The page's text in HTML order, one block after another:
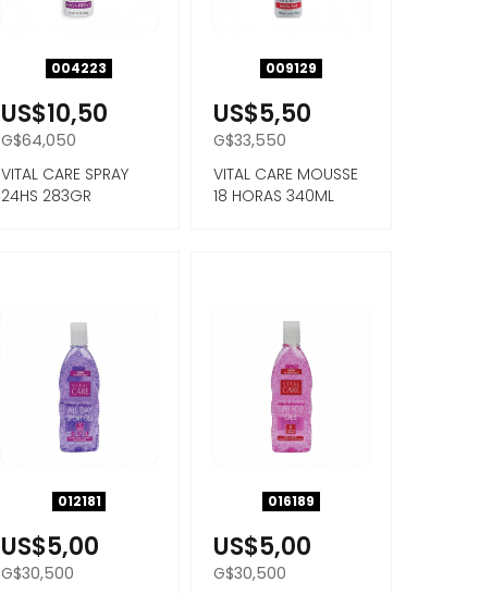
004223
US$10,50
G$64,050
VITAL CARE SPRAY
24HS 283GR
009129
US$5,50
G$33,550
VITAL CARE MOUSSE
18 HORAS 340ML
012181
US$5,00
G$30,500
016189
US$5,00
G$30,500